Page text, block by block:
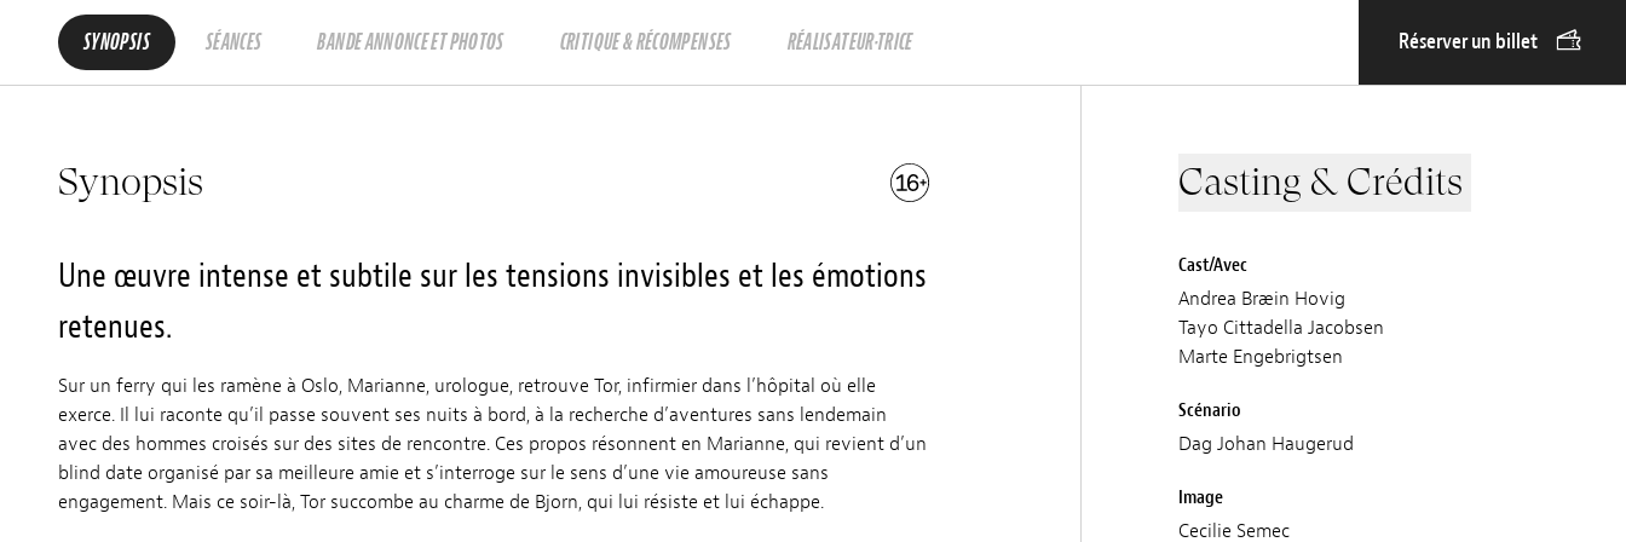
SYNOPSIS SÉANCES BANDE ANNONCE ET PHOTOS CRITIQUE & RÉCOMPENSES RÉALISATEUR·TRICE Réserver un billet
Synopsis
Une œuvre intense et subtile sur les tensions invisibles et les émotions
retenues.
Sur un ferry qui les ramène à Oslo, Marianne, urologue, retrouve Tor, infirmier dans l’hôpital où elle
exerce. Il lui raconte qu’il passe souvent ses nuits à bord, à la recherche d’aventures sans lendemain
avec des hommes croisés sur des sites de rencontre. Ces propos résonnent en Marianne, qui revient d’un
blind date organisé par sa meilleure amie et s’interroge sur le sens d’une vie amoureuse sans
engagement. Mais ce soir-là, Tor succombe au charme de Bjorn, qui lui résiste et lui échappe.
Casting & Crédits
Cast/Avec
Andrea Bræin Hovig
Tayo Cittadella Jacobsen
Marte Engebrigtsen
Scénario
Dag Johan Haugerud
Image
Cecilie Semec